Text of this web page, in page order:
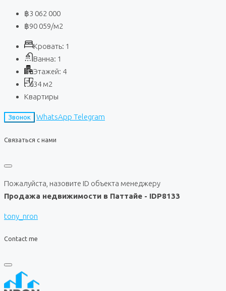
฿3 062 000
฿90 059/м2
Кровать: 1
Ванна: 1
Этажей: 4
34 м2
Квартиры
Звонок WhatsApp Telegram
Связаться с нами
Пожалуйста, назовите ID объекта менеджеру
Продажа недвижимости в Паттайе - IDP8133
tony_nron
Contact me